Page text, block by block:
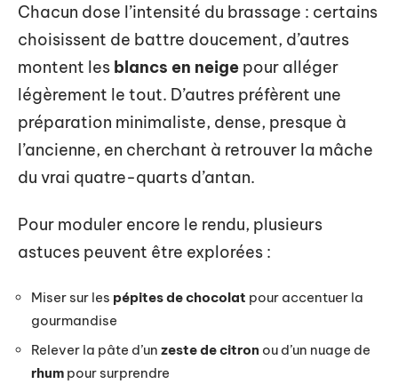
Chacun dose l’intensité du brassage : certains
choisissent de battre doucement, d’autres
montent les blancs en neige pour alléger
légèrement le tout. D’autres préfèrent une
préparation minimaliste, dense, presque à
l’ancienne, en cherchant à retrouver la mâche
du vrai quatre-quarts d’antan.
Pour moduler encore le rendu, plusieurs
astuces peuvent être explorées :
Miser sur les pépites de chocolat pour accentuer la
gourmandise
Relever la pâte d’un zeste de citron ou d’un nuage de
rhum pour surprendre